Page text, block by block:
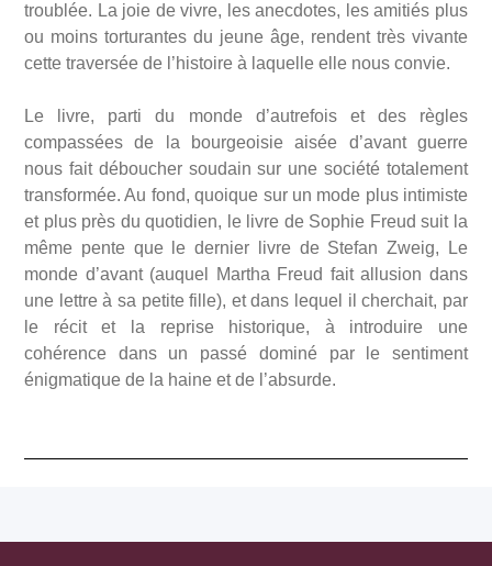
troublée. La joie de vivre, les anecdotes, les amitiés plus
ou moins torturantes du jeune âge, rendent très vivante
cette traversée de l’histoire à laquelle elle nous convie.
Le livre, parti du monde d’autrefois et des règles
compassées de la bourgeoisie aisée d’avant guerre
nous fait déboucher soudain sur une société totalement
transformée. Au fond, quoique sur un mode plus intimiste
et plus près du quotidien, le livre de Sophie Freud suit la
même pente que le dernier livre de Stefan Zweig, Le
monde d’avant (auquel Martha Freud fait allusion dans
une lettre à sa petite fille), et dans lequel il cherchait, par
le récit et la reprise historique, à introduire une
cohérence dans un passé dominé par le sentiment
énigmatique de la haine et de l’absurde.